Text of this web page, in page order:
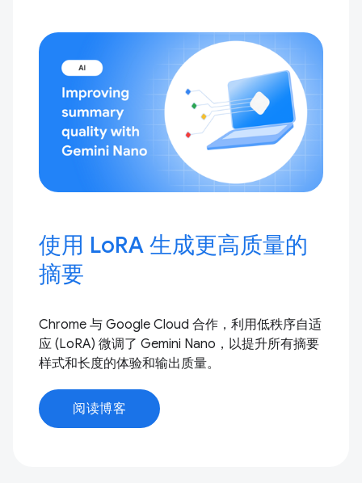
使用 LoRA 生成更高质量的
摘要
Chrome 与 Google Cloud 合作，利用低秩序自适
应 (LoRA) 微调了 Gemini Nano，以提升所有摘要
样式和长度的体验和输出质量。
阅读博客